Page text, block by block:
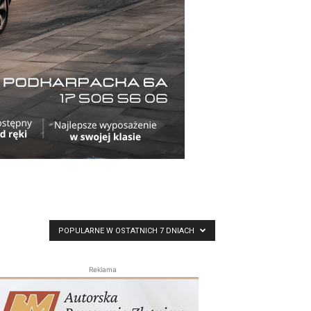
POPULARNE W OSTATNICH 7 DNIACH
Reklama